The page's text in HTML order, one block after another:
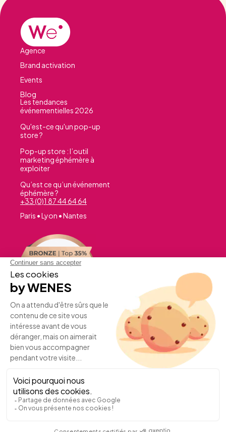
Agence
Brand activation
Events
Blog
Les tendances
événementielles 2026
Qu'est-ce qu'un pop-up
store ?
Pop-up store : l’outil
marketing éphémère à
exploiter
Qu’est ce qu’un événement
éphémère ?
+33 (0)1 87 44 64 64
Paris • Lyon • Nantes
UN PROJET ?
REJOIGNEZ-NOUS
©WENESEvent2026 -Mentions légales